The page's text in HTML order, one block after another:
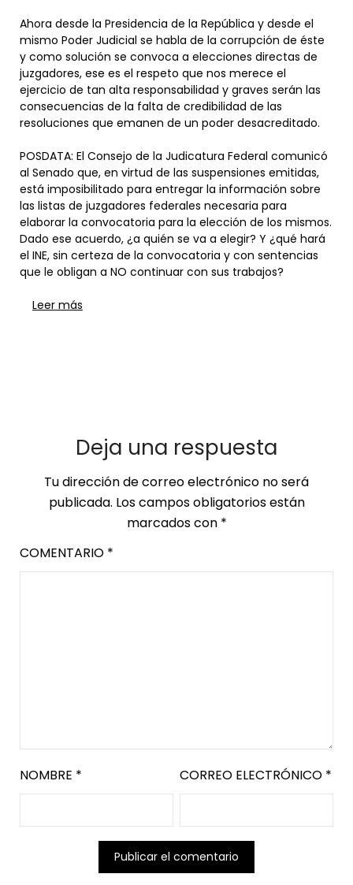
Ahora desde la Presidencia de la República y desde el
mismo Poder Judicial se habla de la corrupción de éste
y como solución se convoca a elecciones directas de
juzgadores, ese es el respeto que nos merece el
ejercicio de tan alta responsabilidad y graves serán las
consecuencias de la falta de credibilidad de las
resoluciones que emanen de un poder desacreditado.
POSDATA: El Consejo de la Judicatura Federal comunicó
al Senado que, en virtud de las suspensiones emitidas,
está imposibilitado para entregar la información sobre
las listas de juzgadores federales necesaria para
elaborar la convocatoria para la elección de los mismos.
Dado ese acuerdo, ¿a quién se va a elegir? Y ¿qué hará
el INE, sin certeza de la convocatoria y con sentencias
que le obligan a NO continuar con sus trabajos?
Leer más
Deja una respuesta
Tu dirección de correo electrónico no será
publicada. Los campos obligatorios están
marcados con *
COMENTARIO *
NOMBRE * CORREO ELECTRÓNICO *